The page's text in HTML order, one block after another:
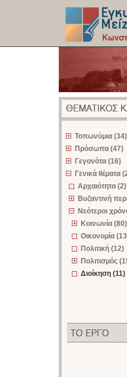
Τοπωνύμια (34)
Πρόσωπα (47)
Γεγονότα (16)
Γενικά θέματα
Αρχαιότητα (2)
Βυζαντινή
Νεότεροι
Κοινωνία (80)
Οικονομία
Πολιτική (12)
Πολιτισμός
Διοίκηση (11)